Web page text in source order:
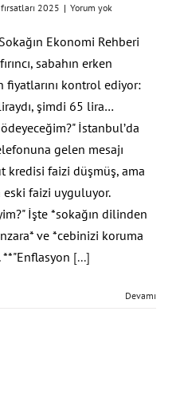
2025 | Yorum yok
Ekonomi Rehberi
sabahın erken
fiyatlarını kontrol ediyor:
şimdi 65 lira…
İstanbul’da
gelen mesajı
kredisi faizi düşmüş, ama
faizi uyguluyor.
İşte *sokağın dilinden
ve *cebinizi koruma
[...]
Devamı